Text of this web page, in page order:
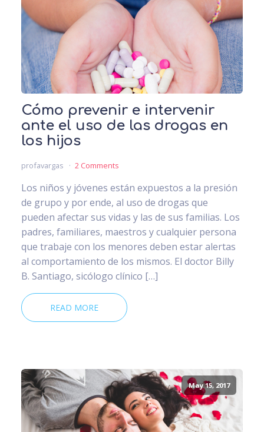
Cómo prevenir e intervenir
ante el uso de las drogas en
los hijos
profavargas 2 Comments
Los niños y jóvenes están expuestos a la presión
de grupo y por ende, al uso de drogas que
pueden afectar sus vidas y las de sus familias. Los
padres, familiares, maestros y cualquier persona
que trabaje con los menores deben estar alertas
al comportamiento de los mismos. El doctor Billy
B. Santiago, sicólogo clínico […]
READ MORE
May 15, 2017